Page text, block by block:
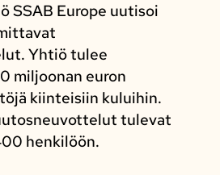
SSAB Europe uutisoi
Yhtiö tulee
miljoonan euron
kiinteisiin kuluihin.
tulevat
henkilöön.